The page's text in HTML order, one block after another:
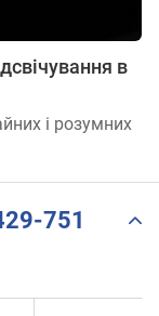
в
і розумних
751